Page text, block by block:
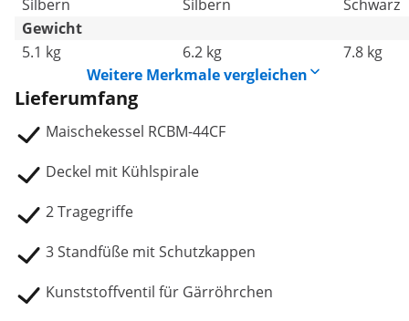
Silbern
Silbern
Schwarz
Gewicht
5.1 kg
6.2 kg
7.8 kg
Weitere Merkmale vergleichen
Lieferumfang
Maischekessel RCBM-44CF
Deckel mit Kühlspirale
2 Tragegriffe
3 Standfüße mit Schutzkappen
Kunststoffventil für Gärröhrchen